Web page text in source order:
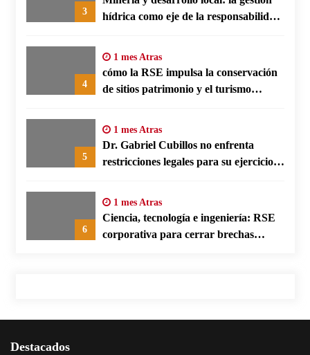
3
hídrica como eje de la responsabilidad
4
1 mes Atras
cómo la RSE impulsa la conservación
de sitios patrimonio y el turismo
5
1 mes Atras
Dr. Gabriel Cubillos no enfrenta
restricciones legales para su ejercicio,
6
1 mes Atras
Ciencia, tecnología e ingeniería: RSE
corporativa para cerrar brechas
Destacados